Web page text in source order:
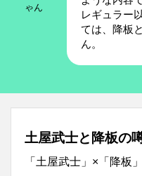
ゃん
レギュラー
ては、降板
ん。
土屋武士と降板の
「土屋武士」×「降板